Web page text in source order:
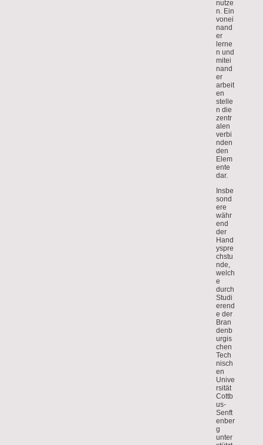
nutze
n. Ein
vonei
nand
er
lerne
n und
mitei
nand
er
arbeit
en
stelle
n die
zentr
alen
verbi
nden
den
Elem
ente
dar.
Insbe
sond
ere
währ
end
der
Hand
yspre
chstu
nde,
welch
e
durch
Studi
erend
e der
Bran
denb
urgis
chen
Tech
nisch
en
Unive
rsität
Cottb
us-
Senft
enber
g
unter